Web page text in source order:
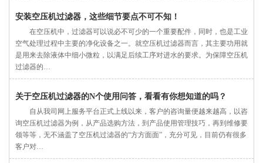
安装空压机过滤器，这些细节要点不可不知！
在空压机中，过滤器可以说必不可少的一个重要配件，同时，也是工业
空气处理过程中主要的净化设备之一。就空压机过滤器而言，其主要功用就
是用来去除液体中细小微粒，以满足后续工序对进水的要求。为保障空压机
过滤器的…
关于空压机过滤器的N个使用问答，看看有你想知道的吗？
自从我司网上服务平台正式上线以来，客户的咨询量便越来越高，以咨
询空压机过滤器为例，从产品选购方法，到产品使用管理技巧，再到维修要
领等等，无不涵盖了空压机过滤器的“方方面面”，充分可见，目前仍有很多
客户对…